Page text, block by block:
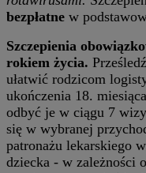
bezpłatne w
Szczepienia
rokiem życia.
ułatwić rodzicom
ukończenia 18.
odbyć je w ciągu 7
się w wybranej
patronażu lekarskiego
dziecka - w zależności